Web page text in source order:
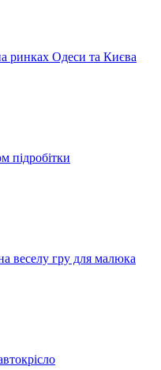
ринках Одеси та Києва
підробітки
веселу гру для малюка